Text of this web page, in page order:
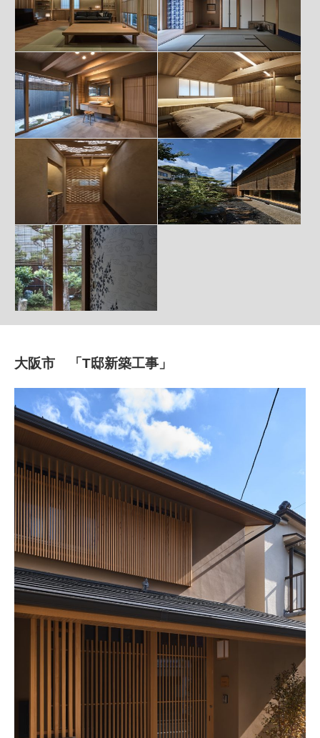
大阪市 「T邸新築工事」